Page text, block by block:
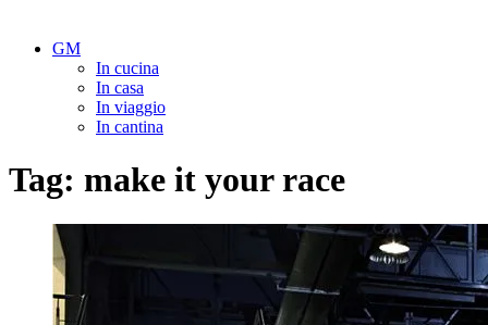
GM
In cucina
In casa
In viaggio
In cantina
Tag: make it your race